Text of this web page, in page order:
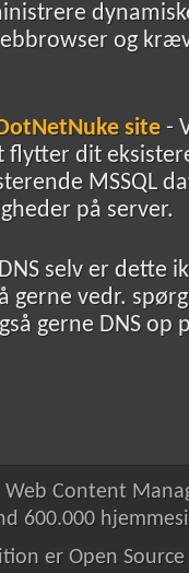
og
site -
flytter dit
MSSQL
på server.
selv er dette
gerne vedr.
gerne DNS op
Content
600.000
er Open